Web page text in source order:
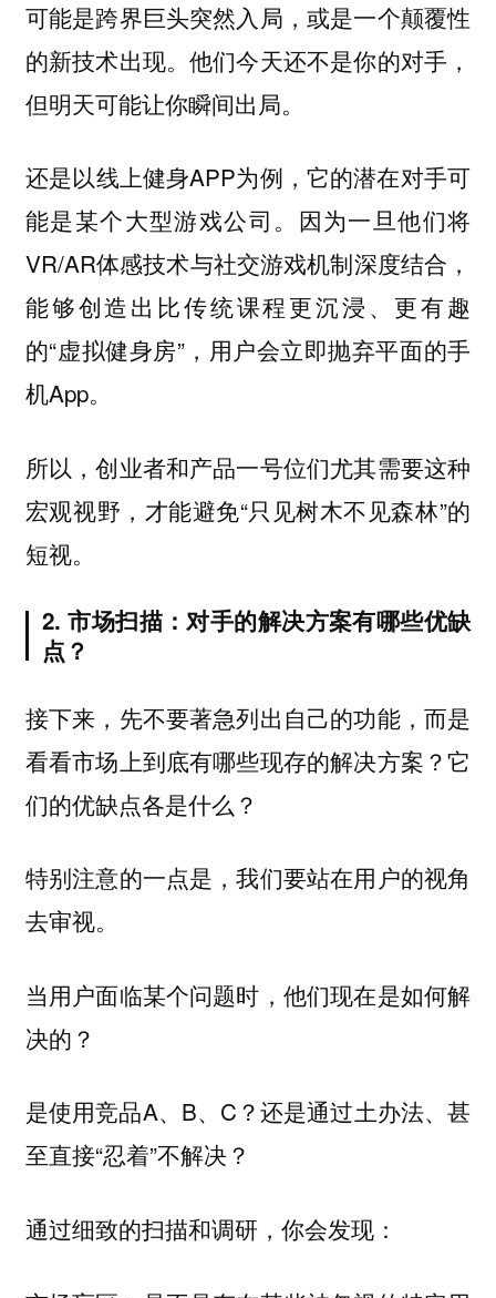
可能是跨界巨头突然入局，或是一个颠覆性
的新技术出现。他们今天还不是你的对手，
但明天可能让你瞬间出局。
还是以线上健身APP为例，它的潜在对手可
能是某个大型游戏公司。因为一旦他们将
VR/AR体感技术与社交游戏机制深度结合，
能够创造出比传统课程更沉浸、更有趣
的“虚拟健身房”，用户会立即抛弃平面的手
机App。
所以，创业者和产品一号位们尤其需要这种
宏观视野，才能避免“只见树木不见森林”的
短视。
2. 市场扫描：对手的解决方案有哪些优缺
点？
接下来，先不要著急列出自己的功能，而是
看看市场上到底有哪些现存的解决方案？它
们的优缺点各是什么？
特别注意的一点是，我们要站在用户的视角
去审视。
当用户面临某个问题时，他们现在是如何解
决的？
是使用竞品A、B、C？还是通过土办法、甚
至直接“忍着”不解决？
通过细致的扫描和调研，你会发现：